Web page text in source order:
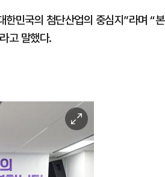
민국의 첨단산업의 중심지”라며 “본
고 말했다.
이
미
지
확